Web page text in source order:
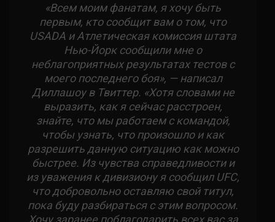
«Всем моим фанатам, я хочу быть
первым, кто сообщит вам о том, что
USADA и Атлетическая комиссия штата
Нью-Йорк сообщили мне о
неблагоприятных результатах тестов с
моего последнего боя», — написал
Диллашоу в Твиттер. «Хотя словами не
выразить, как я сейчас расстроен,
знайте, что мы работаем с командой,
чтобы узнать, что произошло и как
разрешить данную ситуацию как можно
быстрее. Из чувства справедливости и
из уважения к дивизиону я сообщил UFC,
что добровольно оставляю свой титул,
пока буду разбираться с этим вопросом.
Хочу заранее поблагодарить всех вас за